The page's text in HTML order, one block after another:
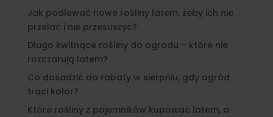
Jak podlewać nowe rośliny latem, żeby ich nie
przelać i nie przesuszyć?
Długo kwitnące rośliny do ogrodu – które nie
rozczarują latem?
Co dosadzić do rabaty w sierpniu, gdy ogród
traci kolor?
Które rośliny z pojemników kupować latem, a